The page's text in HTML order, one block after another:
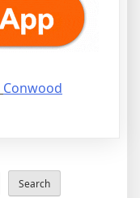
Conwood
Search